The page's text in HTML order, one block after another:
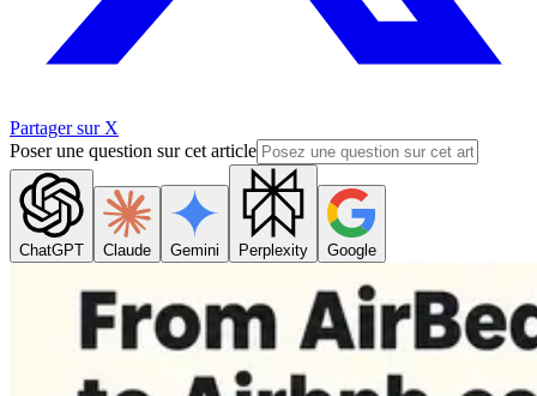
Partager sur X
Poser une question sur cet article
ChatGPT Claude Gemini Perplexity Google